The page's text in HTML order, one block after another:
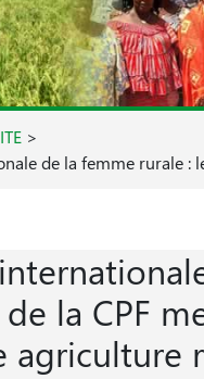
>
de la femme rurale :
de la CPF
agriculture